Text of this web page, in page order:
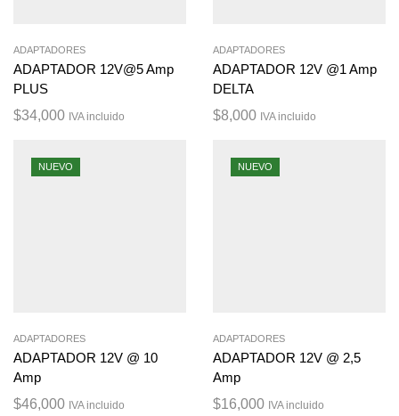
ADAPTADORES
ADAPTADOR 12V@5 Amp
PLUS
$34,000 IVA incluido
ADAPTADORES
ADAPTADOR 12V @1 Amp
DELTA
$8,000 IVA incluido
NUEVO
ADAPTADORES
ADAPTADOR 12V @ 10
Amp
$46,000 IVA incluido
NUEVO
ADAPTADORES
ADAPTADOR 12V @ 2,5
Amp
$16,000 IVA incluido